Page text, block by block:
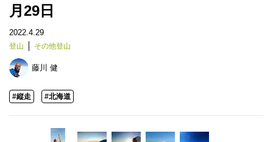
月29日
2022.4.29
登山 その他登山
藤川 健
#縦走 #北海道